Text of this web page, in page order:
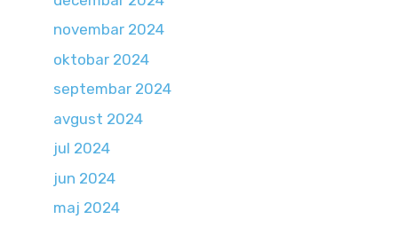
novembar 2024
oktobar 2024
septembar 2024
avgust 2024
jul 2024
jun 2024
maj 2024